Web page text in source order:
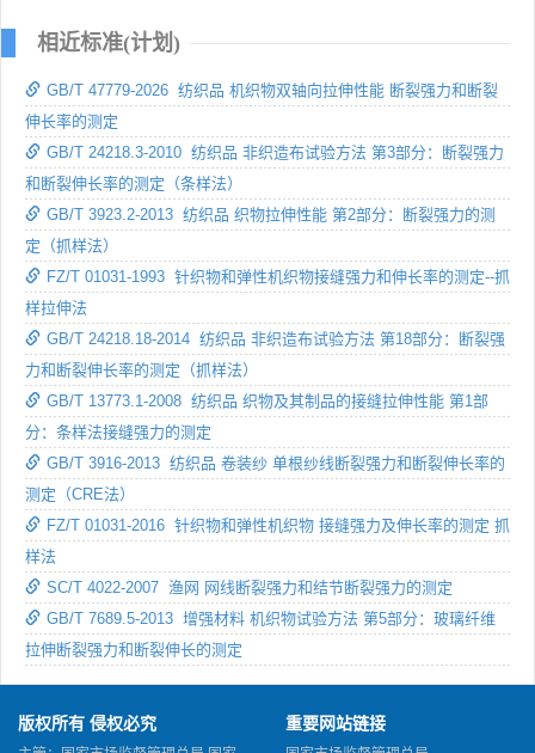
相近标准(计划)
GB/T 47779-2026 纺织品 机织物双轴向拉伸性能 断裂强力和断裂
伸长率的测定
GB/T 24218.3-2010 纺织品 非织造布试验方法 第3部分：断裂强力
和断裂伸长率的测定（条样法）
GB/T 3923.2-2013 纺织品 织物拉伸性能 第2部分：断裂强力的测
定（抓样法）
FZ/T 01031-1993 针织物和弹性机织物接缝强力和伸长率的测定--抓
样拉伸法
GB/T 24218.18-2014 纺织品 非织造布试验方法 第18部分：断裂强
力和断裂伸长率的测定（抓样法）
GB/T 13773.1-2008 纺织品 织物及其制品的接缝拉伸性能 第1部
分：条样法接缝强力的测定
GB/T 3916-2013 纺织品 卷装纱 单根纱线断裂强力和断裂伸长率的
测定（CRE法）
FZ/T 01031-2016 针织物和弹性机织物 接缝强力及伸长率的测定 抓
样法
SC/T 4022-2007 渔网 网线断裂强力和结节断裂强力的测定
GB/T 7689.5-2013 增强材料 机织物试验方法 第5部分：玻璃纤维
拉伸断裂强力和断裂伸长的测定
版权所有 侵权必究 重要网站链接